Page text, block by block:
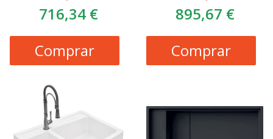
716,34 €
Comprar
895,67 €
Comprar